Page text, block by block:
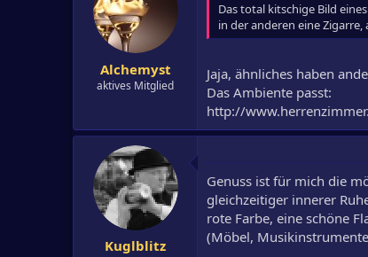
Alchemyst
aktives Mitglied
Das total kitschige Bild
in der anderen eine
Jaja, ähnliches haben
Das Ambiente passt:
http://
Kuglblitz
Genuss ist für mich die
gleichzeitiger innerer
rote Farbe, eine schöne
(Möbel,